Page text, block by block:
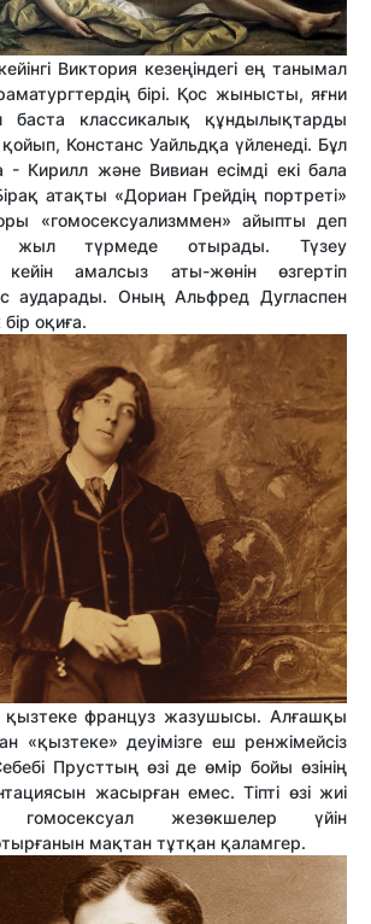
Виктория кезеңіндегі ең танымал
бірі. Қос жынысты, яғни
баста классикалық құндылықтарды
Констанс Уайльдқа үйленеді. Бұл
- Кирилл және Вивиан есімді екі бала
атақты «Дориан Грейдің портреті»
«гомосексуализммен» айыпты деп
жыл түрмеде отырады. Түзеу
амалсыз аты-жөнін өзгертіп
аударады. Оның Альфред Дугласпен
оқиға.
қызтеке француз жазушысы. Алғашқы
«қызтеке» деуімізге еш ренжімейсіз
Прусттың өзі де өмір бойы өзінің
жасырған емес. Тіпті өзі жиі
жезөкшелер үйін
мақтан тұтқан қаламгер.